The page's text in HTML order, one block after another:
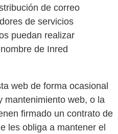
de correo
de servicios
puedan realizar
de Inred
web de forma ocasional
mantenimiento web, o la
firmado un contrato de
les obliga a mantener el